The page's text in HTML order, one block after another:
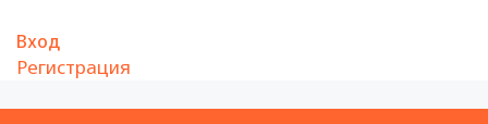
Вход
Регистрация